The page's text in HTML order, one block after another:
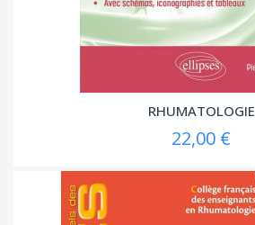
RHUMATOLOGIE
22,00 €